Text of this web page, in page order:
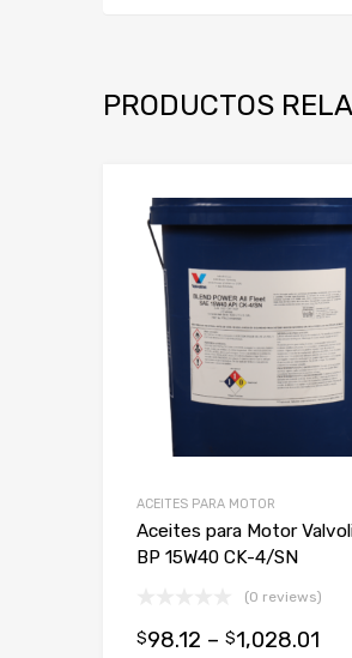
PRODUCTOS
ACEITES PARA MOTOR
Aceites para Motor
BP 15W40 CK-4/SN
(0 reviews)
$98.12 – $1,028.01